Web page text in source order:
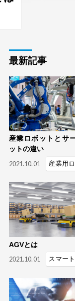
三松の強み
導入の流れ
導入費用
よくある質問
製品情報
最新記事
産業ロボットとサ
ットの違い
2021.10.01
産業用
AGVとは
2021.10.01
スマー